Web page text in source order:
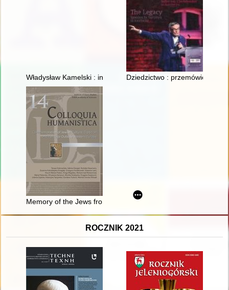
Władysław Kamelski : inżynier, farmaceuta, społecznik,
Dziedzictwo : przemówienia
Memory of the Jews from Pomerania
ROCZNIK 2021